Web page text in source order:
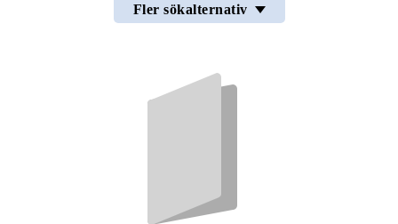
Fler sökalternativ